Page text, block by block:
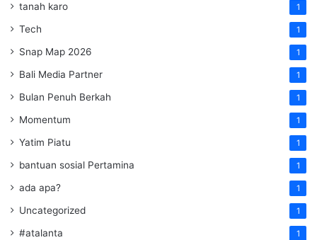
tanah karo 1
Tech 1
Snap Map 2026 1
Bali Media Partner 1
Bulan Penuh Berkah 1
Momentum 1
Yatim Piatu 1
bantuan sosial Pertamina 1
ada apa? 1
Uncategorized 1
#atalanta 1